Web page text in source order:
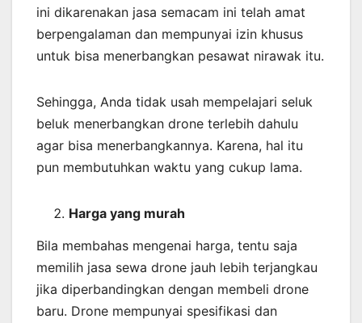
ini dikarenakan jasa semacam ini telah amat
berpengalaman dan mempunyai izin khusus
untuk bisa menerbangkan pesawat nirawak itu.
Sehingga, Anda tidak usah mempelajari seluk
beluk menerbangkan drone terlebih dahulu
agar bisa menerbangkannya. Karena, hal itu
pun membutuhkan waktu yang cukup lama.
Harga yang murah
Bila membahas mengenai harga, tentu saja
memilih jasa sewa drone jauh lebih terjangkau
jika diperbandingkan dengan membeli drone
baru. Drone mempunyai spesifikasi dan